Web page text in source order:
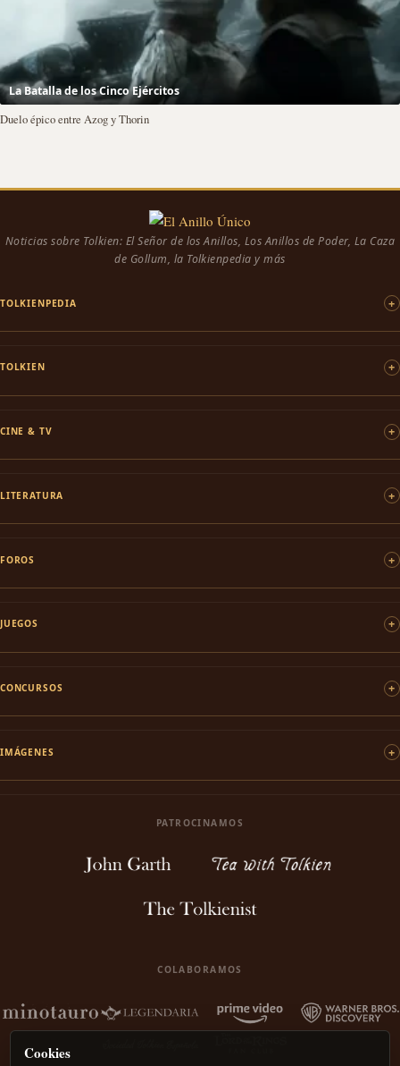
La Batalla de los Cinco Ejércitos
Duelo épico entre Azog y Thorin
Noticias sobre Tolkien: El Señor de los Anillos, Los Anillos de Poder, La Caza
de Gollum, la Tolkienpedia y más
TOLKIENPEDIA
TOLKIEN
CINE & TV
LITERATURA
FOROS
JUEGOS
CONCURSOS
IMÁGENES
PATROCINAMOS
COLABORAMOS
Cookies